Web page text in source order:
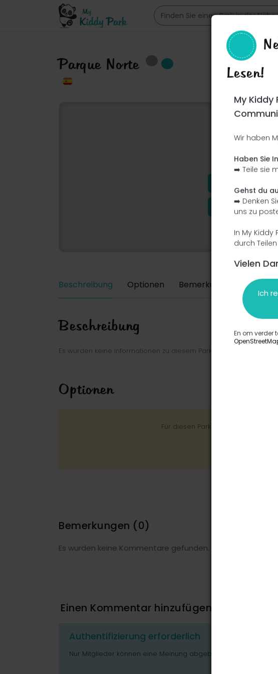
Parque Norte
Ce parc
Soit
Ich füge
Beschreibung Optionen Bemerkungen Einen
Beschreibung
Es wurden keine Informationen zu diesem Park eingegeben.
Optionen
Für diesen Park wurde keine
Bemerkungen (0)
Es wurden keine Kommentare gefunden.
Einen Kommentar hinzufügen
Authentifizierung erforderlich
Nur Mitglieder können eine Meinung abgeben oder Fragen
Lesen!
My Kiddy
Wir haben
Haben Sie
➡️ Teile sie
Gehst du
➡️ Denken
uns zu
In My
durch
Vielen
Ich
En om verder